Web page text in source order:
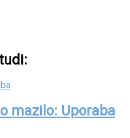
mazilo: Uporaba